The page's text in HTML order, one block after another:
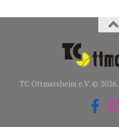
TC Ottmarsheim e.V. ©